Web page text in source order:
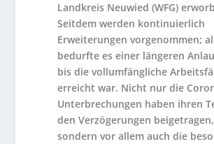
Landkreis Neuwied (WFG)
Seitdem werden kontinuierlich
Erweiterungen vorgenommen;
bedurfte es einer längeren
bis die vollumfängliche
erreicht war. Nicht nur die
Unterbrechungen haben ihren
den Verzögerungen beigetragen,
sondern vor allem auch die